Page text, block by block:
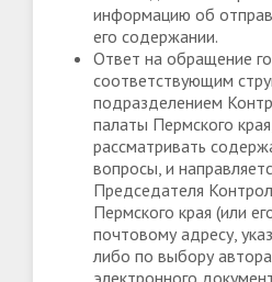
информацию об
его содержании.
Ответ на обращение
соответствующим
подразделением
палаты Пермского
рассматривать
вопросы, и
Председателя
Пермского края (или
почтовому адресу,
либо по выбору
электронного